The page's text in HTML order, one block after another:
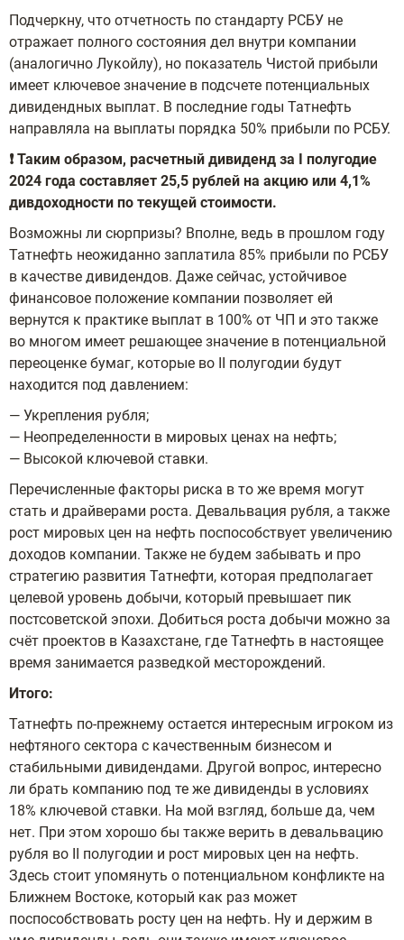
Подчеркну, что отчетность по стандарту РСБУ не
отражает полного состояния дел внутри компании
(аналогично Лукойлу), но показатель Чистой прибыли
имеет ключевое значение в подсчете потенциальных
дивидендных выплат. В последние годы Татнефть
направляла на выплаты порядка 50% прибыли по РСБУ.
❗️ Таким образом, расчетный дивиденд за I полугодие
2024 года составляет 25,5 рублей на акцию или 4,1%
дивдоходности по текущей стоимости.
Возможны ли сюрпризы? Вполне, ведь в прошлом году
Татнефть неожиданно заплатила 85% прибыли по РСБУ
в качестве дивидендов. Даже сейчас, устойчивое
финансовое положение компании позволяет ей
вернутся к практике выплат в 100% от ЧП и это также
во многом имеет решающее значение в потенциальной
переоценке бумаг, которые во II полугодии будут
находится под давлением:
— Укрепления рубля;
— Неопределенности в мировых ценах на нефть;
— Высокой ключевой ставки.
Перечисленные факторы риска в то же время могут
стать и драйверами роста. Девальвация рубля, а также
рост мировых цен на нефть поспособствует увеличению
доходов компании. Также не будем забывать и про
стратегию развития Татнефти, которая предполагает
целевой уровень добычи, который превышает пик
постсоветской эпохи. Добиться роста добычи можно за
счёт проектов в Казахстане, где Татнефть в настоящее
время занимается разведкой месторождений.
Итого:
Татнефть по-прежнему остается интересным игроком из
нефтяного сектора с качественным бизнесом и
стабильными дивидендами. Другой вопрос, интересно
ли брать компанию под те же дивиденды в условиях
18% ключевой ставки. На мой взгляд, больше да, чем
нет. При этом хорошо бы также верить в девальвацию
рубля во II полугодии и рост мировых цен на нефть.
Здесь стоит упомянуть о потенциальном конфликте на
Ближнем Востоке, который как раз может
поспособствовать росту цен на нефть. Ну и держим в